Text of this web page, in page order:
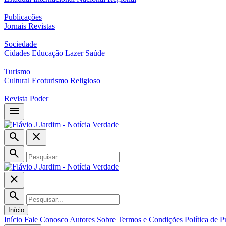
|
Publicações
Jornais Revistas
|
Sociedade
Cidades Educação Lazer Saúde
|
Turismo
Cultural Ecoturismo Religioso
|
Revista Poder
menu
search
close
search
close
search
Início
Início Fale Conosco Autores Sobre Termos e Condições Política de